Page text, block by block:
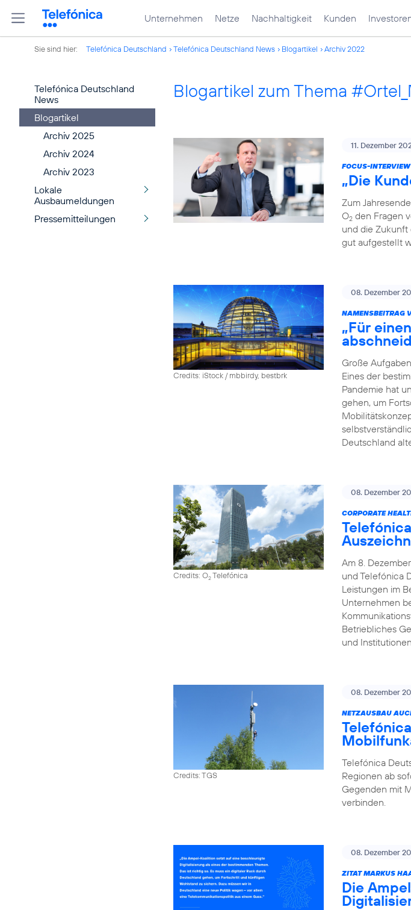
Unternehmen Netze Nachhaltigkeit Kunden
Sie sind hier: Telefónica Deutschland Telefónica Deutschland News Blogartikel Archiv 2022
Telefónica Deutschland
News
Blogartikel
Archiv 2025
Archiv 2024
Archiv 2023
Lokale
Ausbaumeldungen
Pressemitteilungen
Blogartikel zum Thema
11. Dezember
FOCUS-
„Die
Zum
O2 den Fragen
und die Zukunft
gut aufgestellt
Credits: iStock / mbbirdy, bestbrk
08. Dezember
NAMENSBEITRAG
„Für
Große
Eines der
Pandemie hat
gehen, um
Deutschland
Credits: O2Telefónica
08. Dezember
CORPORATE
Am 8.
und Telefónica
Leistungen im
Unternehmen
Betriebliches
und
Credits: TGS
08. Dezember
NETZAUSBAU
Telefónica
Regionen ab
Gegenden mit
verbinden.
08. Dezember
ZITAT MARKUS
Die